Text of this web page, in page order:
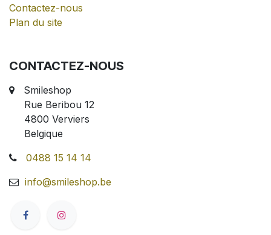
Contactez-nous
Plan du site
CONTACTEZ-NOUS
Smileshop
Rue Beribou 12
4800 Verviers
Belgique
0488 15 14 14
info@smileshop.be